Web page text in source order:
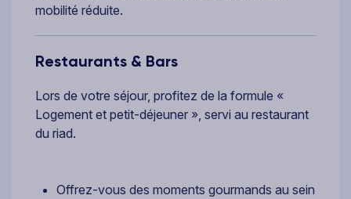
mobilité réduite.
Restaurants & Bars
Lors de votre séjour, profitez de la formule «
Logement et petit-déjeuner », servi au restaurant
du riad.
Offrez-vous des moments gourmands au sein